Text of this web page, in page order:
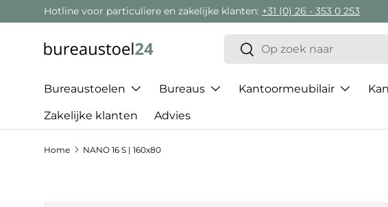
Ga naar inhoud
Hotline voor particuliere en zakelijke klanten: +31 (0) 26 - 353 0 253
Zoeken
Zoeken
Bureaustoelen Bureaus Kantoormeubilair
Zakelijke klanten Advies
Home NANO 16 S | 160x80